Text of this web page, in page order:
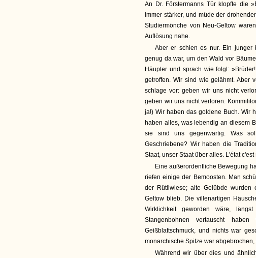
An Dr. Förstermanns Tür klopfte die
immer stärker, und müde der
Studiermönche von Neu-Geltow
Auflösung nahe.
Aber er schien es nur. Ein junger
genug da war, um den Wald vor
Häupter und sprach wie folgt:
getroffen. Wir sind wie gelähmt. Aber
schlage vor: geben wir uns nicht
geben wir uns nicht verloren.
ja!) Wir haben das goldene Buch. Wir
haben alles, was lebendig an diesem
sie sind uns gegenwärtig. Was
Geschriebene? Wir haben die
Staat, unser Staat über alles. L'état c'est
Eine außerordentliche Bewegung
riefen einige der Bemoosten. Man
der Rütliwiese; alte Gelübde
Geltow blieb. Die villenartigen
Wirklichkeit geworden wäre,
Stangenbohnen vertauscht
Geißblattschmuck, und nichts war
monarchische Spitze war
Während wir über dies und